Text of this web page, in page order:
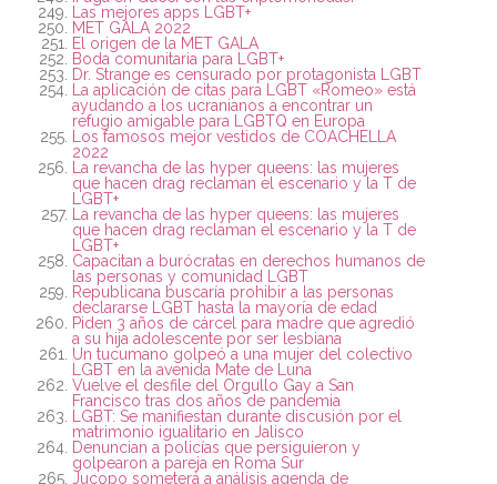
Las mejores apps LGBT+
MET GALA 2022
El origen de la MET GALA
Boda comunitaria para LGBT+
Dr. Strange es censurado por protagonista LGBT
La aplicación de citas para LGBT «Romeo» está
ayudando a los ucranianos a encontrar un
refugio amigable para LGBTQ en Europa
Los famosos mejor vestidos de COACHELLA
2022
La revancha de las hyper queens: las mujeres
que hacen drag reclaman el escenario y la T de
LGBT+
La revancha de las hyper queens: las mujeres
que hacen drag reclaman el escenario y la T de
LGBT+
Capacitan a burócratas en derechos humanos de
las personas y comunidad LGBT
Republicana buscaría prohibir a las personas
declararse LGBT hasta la mayoría de edad
Piden 3 años de cárcel para madre que agredió
a su hija adolescente por ser lesbiana
Un tucumano golpeó a una mujer del colectivo
LGBT en la avenida Mate de Luna
Vuelve el desfile del Orgullo Gay a San
Francisco tras dos años de pandemia
LGBT: Se manifiestan durante discusión por el
matrimonio igualitario en Jalisco
Denuncian a policías que persiguieron y
golpearon a pareja en Roma Sur
Jucopo someterá a análisis agenda de